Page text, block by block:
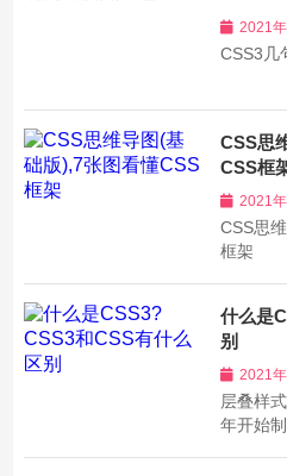
2021
CSS3几
CSS思
CSS框
2021
CSS思
框架
什么是
别
2021
层叠样
年开始